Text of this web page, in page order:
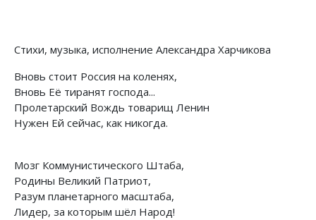
Стихи, музыка, исполнение Александра Харчикова
Вновь стоит Россия на коленях,
Вновь Её тиранят господа...
Пролетарский Вождь товарищ Ленин
Нужен Ей сейчас, как никогда.
Мозг Коммунистического Штаба,
Родины Великий Патриот,
Разум планетарного масштаба,
Лидер, за которым шёл Народ!